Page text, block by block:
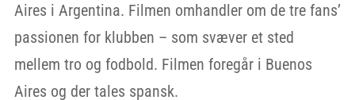
Aires i Argentina. Filmen omhandler om de tre fans’
passionen for klubben – som svæver et sted
mellem tro og fodbold. Filmen foregår i Buenos
Aires og der tales spansk.